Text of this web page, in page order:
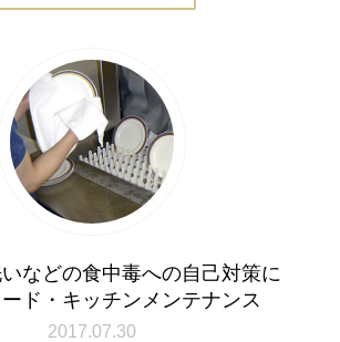
などの食中毒への自己対策に
ド・キッチンメンテナンス
2017.07.30